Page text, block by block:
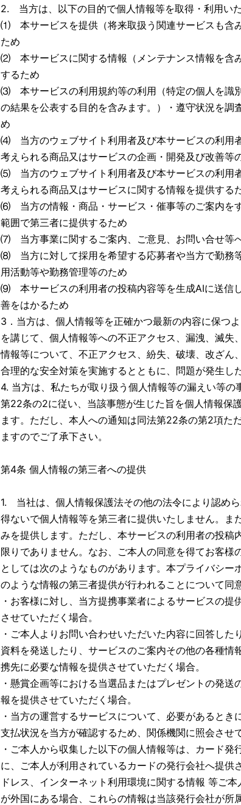
2. 当方は、以下の目的で個人情報等を取得・利用いた
⑴ 本サービスを提供（将来取扱う関連サービスも含
ため
⑵ 本サービスに関する情報（メンテナンス情報を含
するため
⑶ 本サービスの利用規約等の利用（特定の個人を識
の結果を公表する目的を含みます。）・遵守状況を調
め
⑷ 当方のウェブサイト利用者及び本サービスの利用
考えられる商品又はサービスの企画・開発及び改善等
⑸ 当方のウェブサイト利用者及び本サービスの利用
考えられる商品又はサービスに関する情報を提供する
⑹ 当方の情報・商品・サービス・催事等のご案内を
範囲で第三者に提供するため
⑺ 当方事業に関するご案内、ご意見、お問い合せ等
⑻ 当方に対して採用を希望する応募者や当方で勤務
用活動等や勤務管理等のため
⑼ 本サービスの利用者の投稿内容等を生成AIに送信
善をはかるため
3．当方は、個人情報等を正確かつ最新の内容に保つ
を講じて、個人情報等への不正アクセス、漏洩、滅失
情報等について、不正アクセス、紛失、破壊、改ざん
合理的な安全対策を実施するとともに、問題が発生し
4. 当方は、私たちが取り扱う個人情報等の漏えい等
第22条の2に従い、当該事態が生じた旨を個人情報保
ます。ただし、本人への通知は同法第22条の第2項た
ますのでご了承下さい。
第4条 個人情報の第三者への提供
1. 当社は、個人情報保護法その他の法令により認め
得ないで個人情報等を第三者に提供いたしません。ま
みを提供します。ただし、本サービスの利用者の投稿
限りでありません。なお、ご本人の同意を得てお客様
としては次のようなものがあります。本プライバシー
のような情報の第三者提供が行われることについて同
・お客様に対し、当方提携事業者によるサービスの
させていただく場合。
・ご本人よりお問い合わせいただいた内容に回答し
資料を発送したり、サービスのご案内その他の各種情
携先に必要な情報を提供させていただく場合。
・懸賞企画等における当選品またはプレゼントの発
報を提供させていただく場合。
・当方の運営するサービスについて、必要があると
支払状況を当方が確認するため、関係機関に照会させ
・ご本人から収集した以下の個人情報等は、カード発
に、ご本人が利用されているカードの発行会社へ提供
ドレス、インターネット利⽤環境に関する情報 等ご
が外国にある場合、これらの情報は当該発行会社が所